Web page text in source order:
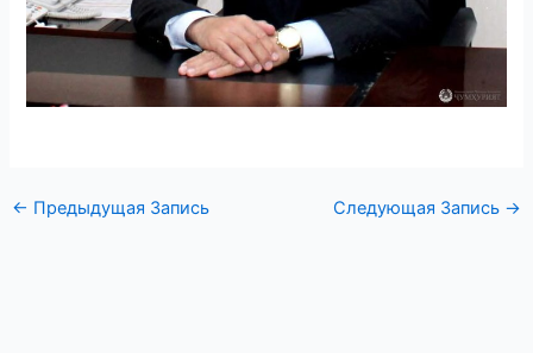
← Предыдущая Запись Следующая Запись →